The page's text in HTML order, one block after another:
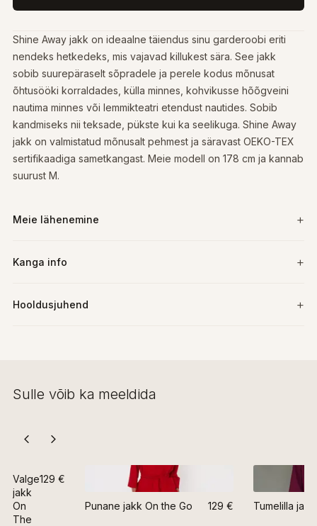
Shine Away jakk on ideaalne täiendus sinu garderoobi eriti
nendeks hetkedeks, mis vajavad killukest sära. See jakk
sobib suurepäraselt sõpradele ja perele kodus mõnusat
õhtusööki korraldades, külla minnes, kohvikusse hõõgveini
nautima minnes või lemmikteatri etendust nautides. Sobib
kandmiseks nii teksade, pükste kui ka seelikuga. Shine Away
jakk on valmistatud mõnusalt pehmest ja säravast OEKO-TEX
sertifikaadiga sametkangast. Meie modell on 178 cm ja kannab
suurust M.
Meie lähenemine
Kanga info
Hooldusjuhend
Sulle võib ka meeldida
Valge
jakk
On
The
129 €
Punane jakk On the Go 129 € Tumelilla